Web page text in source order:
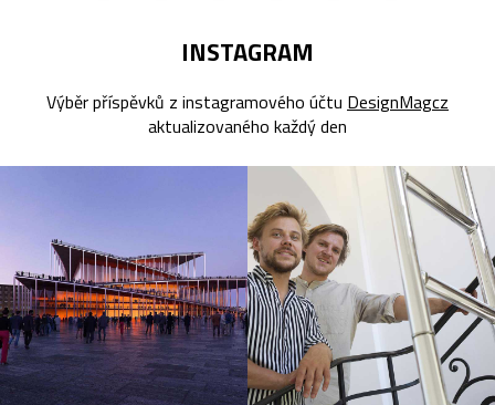
INSTAGRAM
Výběr příspěvků z instagramového účtu DesignMagcz
aktualizovaného každý den